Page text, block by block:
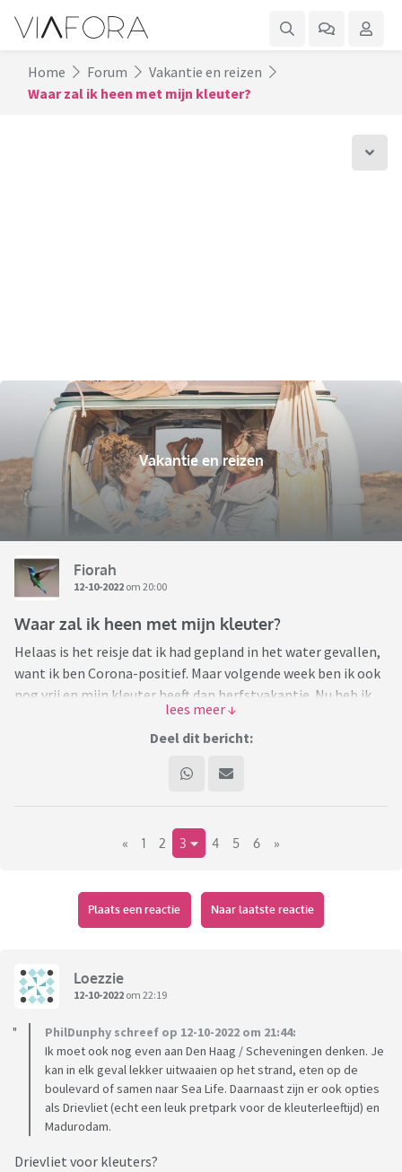
Home Forum
Vakantie en reizen
Waar zal ik heen met mijn kleuter?
Vakantie en reizen
Fiorah
12-10-2022 om 20:00
Waar zal ik heen met mijn kleuter?
Helaas is het reisje dat ik had gepland in het water gevallen,
want ik ben Corona-positief. Maar volgende week ben ik ook
nog vrij en mijn kleuter heeft dan herfstvakantie. Nu heb ik
zin om te fantaseren wat we dan gaan doen. Even een slag
om de arm natuurlijk want geen idee hoe het loopt nu ik
Wat zouden jullie doen met je kleuter als je:
- een paar dagen hebt, bv. woensdag tm zaterdag ofzo,
- een budget hebt van zeg 300 a 400 euro, maar dat hangt
ook van het plan af.
museum, attractiepark, geen idee. Eerst maar eens leuke
dingen bedenken om mezelf te troosten dat mijn huidige
aanrader?
Deel dit bericht:
« 1 2 3 4 5 6 »
Plaats een reactie Naar laatste reactie
Loezzie
12-10-2022 om 22:19
PhilDunphy schreef op 12-10-2022 om 21:44:
Ik moet ook nog even aan Den Haag / Scheveningen denken. Je
kan in elk geval lekker uitwaaien op het strand, eten op de
boulevard of samen naar Sea Life. Daarnaast zijn er ook opties
als Drievliet (echt een leuk pretpark voor de kleuterleeftijd) en
Madurodam.
Drievliet voor kleuters?